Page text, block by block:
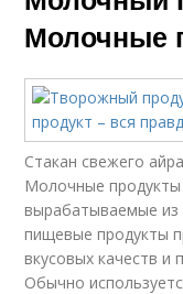
Молочные
Стакан свежего
Молочные
вырабатываемые
пищевые продукты
вкусовых качеств и
Обычно